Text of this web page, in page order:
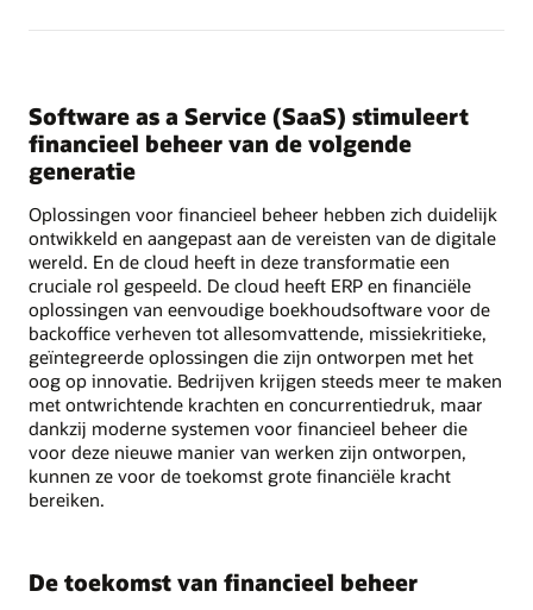
Software as a Service (SaaS) stimuleert
financieel beheer van de volgende
generatie
Oplossingen voor financieel beheer hebben zich duidelijk
ontwikkeld en aangepast aan de vereisten van de digitale
wereld. En de cloud heeft in deze transformatie een
cruciale rol gespeeld. De cloud heeft ERP en financiële
oplossingen van eenvoudige boekhoudsoftware voor de
backoffice verheven tot allesomvattende, missiekritieke,
geïntegreerde oplossingen die zijn ontworpen met het
oog op innovatie. Bedrijven krijgen steeds meer te maken
met ontwrichtende krachten en concurrentiedruk, maar
dankzij moderne systemen voor financieel beheer die
voor deze nieuwe manier van werken zijn ontworpen,
kunnen ze voor de toekomst grote financiële kracht
bereiken.
De toekomst van financieel beheer